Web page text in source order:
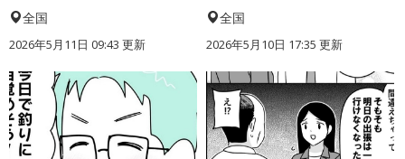
全国
2026年5月11日 09:43 更新
全国
2026年5月10日 17:35 更新